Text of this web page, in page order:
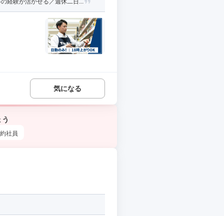
経験が活かせる／週休二日...
気になる
社員